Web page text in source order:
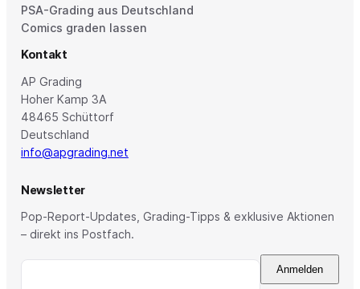
PSA-Grading aus Deutschland
Comics graden lassen
Kontakt
AP Grading
Hoher Kamp 3A
48465 Schüttorf
Deutschland
info@apgrading.net
Newsletter
Pop-Report-Updates, Grading-Tipps & exklusive Aktionen
– direkt ins Postfach.
Anmelden